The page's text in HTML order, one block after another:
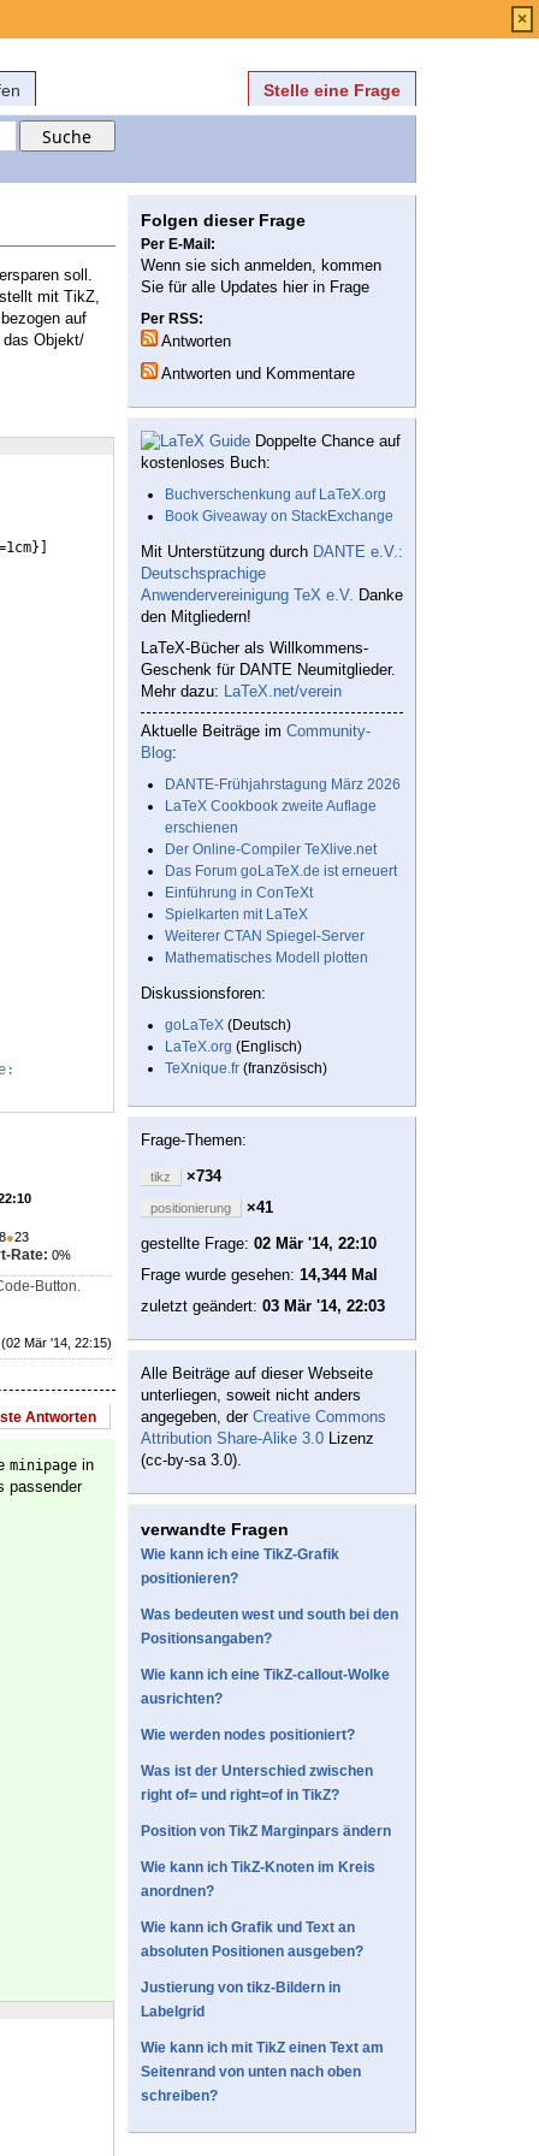
Stelle eine Frage
soll.
mit TikZ,
auf
Objekt/
}]
●23
Rate: 0%
Button.
(02 Mär '14, 22:15)
Antworten
minipage in
passender
Folgen dieser Frage
Per E-Mail:
Wenn sie sich anmelden, kommen
Sie für alle Updates hier in Frage
Per RSS:
Antworten
Antworten und Kommentare
Doppelte Chance auf
kostenloses Buch:
Buchverschenkung auf LaTeX.org
Book Giveaway on StackExchange
Mit Unterstützung durch DANTE e.V.:
Deutschsprachige
Anwendervereinigung TeX e.V. Danke
den Mitgliedern!
LaTeX-Bücher als Willkommens-
Geschenk für DANTE Neumitglieder.
Mehr dazu: LaTeX.net/verein
Aktuelle Beiträge im Community-
Blog:
DANTE-Frühjahrstagung März 2026
LaTeX Cookbook zweite Auflage
erschienen
Der Online-Compiler TeXlive.net
Das Forum goLaTeX.de ist erneuert
Einführung in ConTeXt
Spielkarten mit LaTeX
Weiterer CTAN Spiegel-Server
Mathematisches Modell plotten
Diskussionsforen:
goLaTeX (Deutsch)
LaTeX.org (Englisch)
TeXnique.fr (französisch)
Frage-Themen:
tikz ×734
positionierung
×41
gestellte Frage: 02 Mär '14, 22:10
Frage wurde gesehen: 14,344 Mal
zuletzt geändert: 03 Mär '14, 22:03
Alle Beiträge auf dieser Webseite
unterliegen, soweit nicht anders
angegeben, der Creative Commons
Attribution Share-Alike 3.0 Lizenz
(cc-by-sa 3.0).
verwandte Fragen
Wie kann ich eine TikZ-Grafik
positionieren?
Was bedeuten west und south bei den
Positionsangaben?
Wie kann ich eine TikZ-callout-Wolke
ausrichten?
Wie werden nodes positioniert?
Was ist der Unterschied zwischen
right of= und right=of in TikZ?
Position von TikZ Marginpars ändern
Wie kann ich TikZ-Knoten im Kreis
anordnen?
Wie kann ich Grafik und Text an
absoluten Positionen ausgeben?
Justierung von tikz-Bildern in
Labelgrid
Wie kann ich mit TikZ einen Text am
Seitenrand von unten nach oben
schreiben?
×